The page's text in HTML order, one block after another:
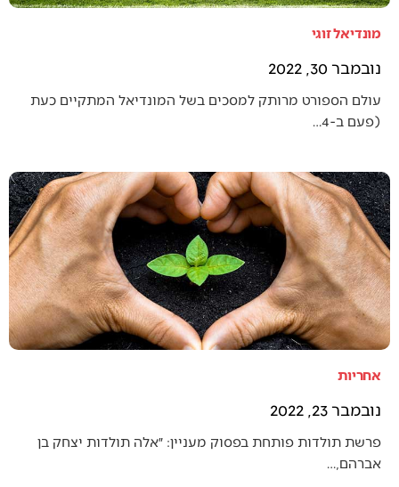
מונדיאל זוגי
נובמבר 30, 2022
עולם הספורט מרותק למסכים בשל המונדיאל המתקיים כעת
(פעם ב-4…
אחריות
נובמבר 23, 2022
פרשת תולדות פותחת בפסוק מעניין: ״אלה תולדות יצחק בן
אברהם,…